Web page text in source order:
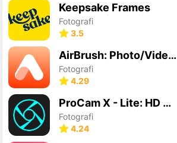
Keepsake Frames
Fotografi
3.5
AirBrush: Photo/Video Editor
Fotografi
4.29
ProCam X - Lite: HD Camera Pro
Fotografi
4.24